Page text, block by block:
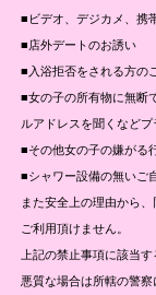
■ビデオ、デジカメ、携
■店外デートのお誘い
■入浴拒否をされる方の
■女の子の所有物に無断
ルアドレスを聞くなど
■その他女の子の嫌がる
■シャワー設備の無いご
また安全上の理由から
ご利用頂けません。
上記の禁止事項に該当
悪質な場合は所轄の警察